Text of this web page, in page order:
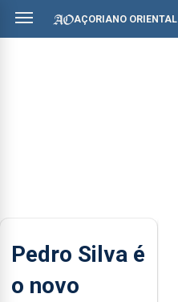
AÇORIANO ORIENTAL
Pedro Silva é
o novo